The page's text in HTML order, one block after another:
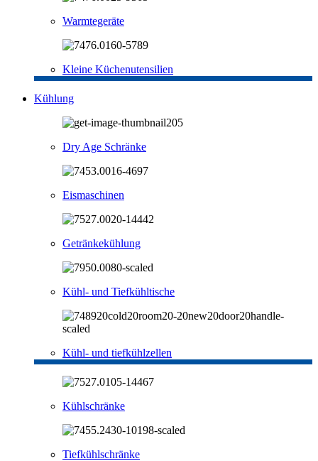
Warmtegeräte
Kleine Küchenutensilien
Kühlung
Dry Age Schränke
Eismaschinen
Getränkekühlung
Kühl- und Tiefkühltische
Kühl- und tiefkühlzellen
Kühlschränke
Tiefkühlschränke